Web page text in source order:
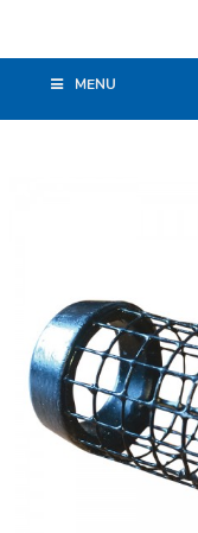
MENU